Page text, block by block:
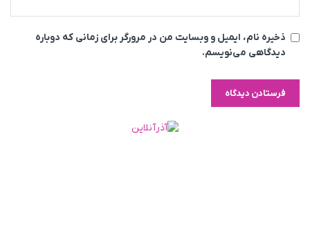
ذخیره نام، ایمیل و وبسایت من در مرورگر برای زمانی که دوباره
دیدگاهی می‌نویسم.